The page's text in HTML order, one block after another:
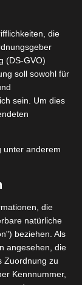
Weiterlesen
die
(DS-GVO)
soll sowohl für
sein. Um dies
unter anderem
die
natürliche
beziehen. Als
angesehen, die
Zuordnung zu
Kennnummer,